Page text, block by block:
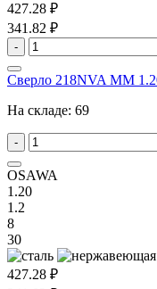
427.28 ₽
341.82 ₽
-
Сверло 218NVA MM
На складе: 69
-
OSAWA
1.20
1.2
8
30
427.28 ₽